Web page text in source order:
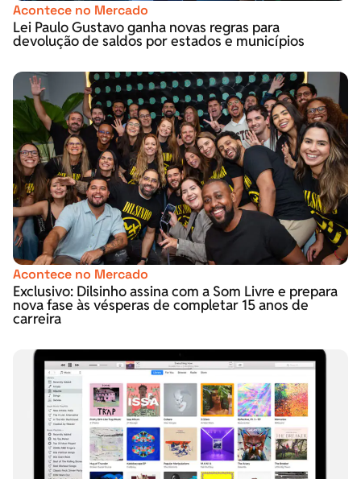
Acontece no Mercado
Lei Paulo Gustavo ganha novas regras para
devolução de saldos por estados e municípios
Acontece no Mercado
Exclusivo: Dilsinho assina com a Som Livre e prepara
nova fase às vésperas de completar 15 anos de
carreira